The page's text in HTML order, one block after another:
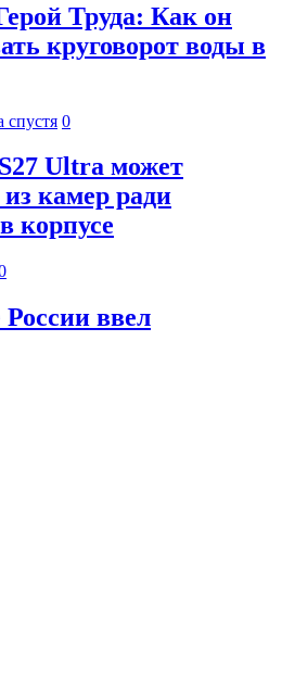
Труда: Как он
круговорот воды в
спустя 0
Ultra может
камер ради
корпусе
ввел